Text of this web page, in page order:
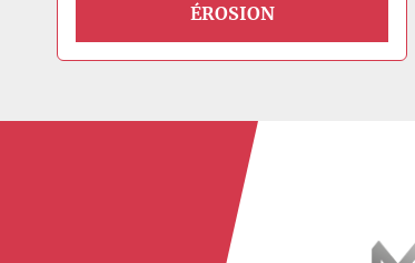
ÉROSION